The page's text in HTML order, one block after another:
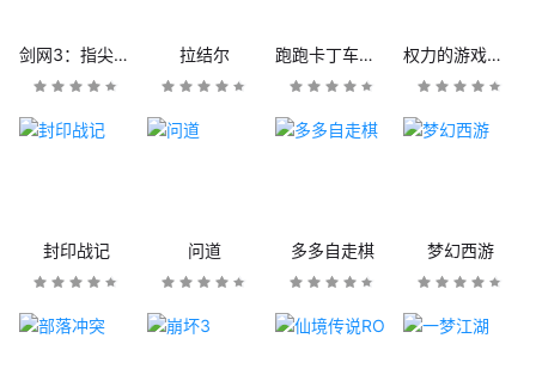
剑网3：指尖江湖 拉结尔 跑跑卡丁车官方竞速版 权力的游戏：凛冬将至
封印战记 问道 多多自走棋 梦幻西游